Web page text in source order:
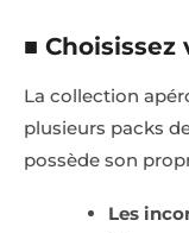
■
La collection
plusieurs packs
possède son
Les